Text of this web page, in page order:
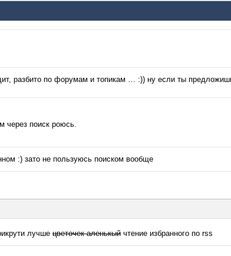
разбито по форумам и топикам … :)) ну если ты
через поиск роюсь.
:) зато не пользуюсь поиском вообще
лучше цветочек аленькый чтение избранного по rss